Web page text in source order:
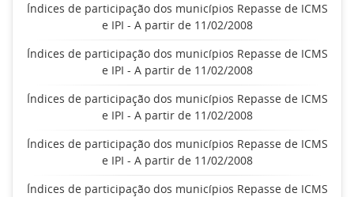
Índices de participação dos municípios Repasse de ICMS
e IPI - A partir de 11/02/2008
Índices de participação dos municípios Repasse de ICMS
e IPI - A partir de 11/02/2008
Índices de participação dos municípios Repasse de ICMS
e IPI - A partir de 11/02/2008
Índices de participação dos municípios Repasse de ICMS
e IPI - A partir de 11/02/2008
Índices de participação dos municípios Repasse de ICMS